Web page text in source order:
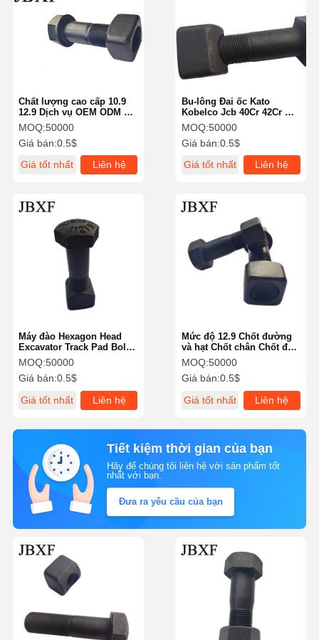
Chất lượng cao cấp 10.9
12.9 Dịch vụ OEM ODM 8.8
Mức 2J2548 Số phần
MOQ:50000
Giá bán:0.5$
Giá tốt nhất
Liên hệ
Bu-lông Đai ốc Kato
Kobelco Jcb 40Cr 42Cr Vật
liệu Độ bền cao Mã phụ
tùng 207-32-11310
MOQ:50000
Giá bán:0.5$
Giá tốt nhất
Liên hệ
Máy đào Hexagon Head
Excavator Track Pad Bolts
Cho KATO KOBELCO JCB
MOQ:50000
Giá bán:0.5$
Giá tốt nhất
Liên hệ
Mức độ 12.9 Chốt đường
và hạt Chốt chân Chốt đầu
Hex
MOQ:50000
Giá bán:0.5$
Giá tốt nhất
Liên hệ
Tiết kiệm thời gian của bạn
Hãy để chúng tôi liên hệ với sản phẩm tốt
nhất với bạn.
Đưa ra yêu cầu của bạn